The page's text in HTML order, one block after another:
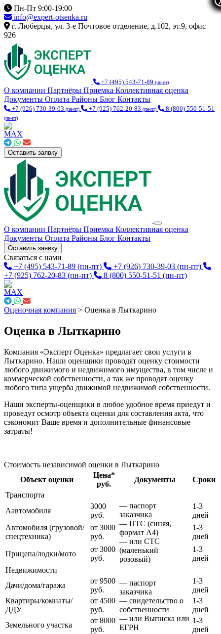
Пн-Пт 9:00-19:00
info@expert-otsenka.ru
г. Люберцы, ул. 3-е Почтовое отделение, д.102, эт.9, офис
926
+7 (495) 543-71-89 (пн-пт)
О компании Партнёры Приемка Коллективная оценка
Документы Оплата Районы Блог Контакты
+7 (926) 730-39-03 (пн-пт) +7 (925) 762-20-83 (пн-пт) 8 (800) 550-51-51
(пн-пт)
Оставить заявку
О компании Партнёры Приемка Коллективная оценка
Документы Оплата Районы Блог Контакты
Оставить заявку
Связаться с нами
+7 (495) 543-71-89 (пн-пт) +7 (926) 730-39-03 (пн-пт)
+7 (925) 762-20-83 (пн-пт) 8 (800) 550-51-51 (пн-пт)
Оценочная компания > Оценка в Лыткарино
Оценка в Лыткарино
Компания «Эксперт Оценка» предлагает свои услуги в
Лыткарино. Наши оценщики проводят оценку стоимости
любого движимого и недвижимого имущества, в том числе и
коммерческой собственности, а так же проводят оценку
любого типа ущерба движимой недвижимой собственности.
Наши эксперты-оценщики в любое удобное время приедут и
проведут осмотр объекта оценки для составления акта, что
сэкономит Ваше время и дополнительные финансовые
затраты!
Стоимость независимой оценки в Лыткарино
Объект оценки
Цена*
руб.
Документы
Сроки
Транспорта
Аавтомобиля
3000
руб.
— паспорт
заказчика
— ПТС (синяя,
формат А4)
— или СТС
(маленький
розовый)
1-3
дней
Автомобиля (грузовой/
спецтехника)
от 3000
руб.
1-3
дней
Прицепа/лодки/мото
от 3000
руб.
1-3
дней
Недвижимости
Дачи/дома/гаража
от 9500
руб.
— паспорт
заказчика
— свидетельство о
собственности
— или Выписка или
ЕГРН
1-3
дней
Квартиры/комнаты/
ДДУ
от 4500
руб.
1-3
дней
Земельного участка
от 8000
руб.
1-3
дней